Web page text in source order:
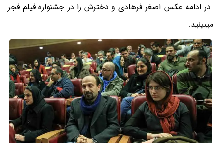
در ادامه عکس اصغر فرهادی و دخترش را در جشنواره فیلم فجر
میبینید.